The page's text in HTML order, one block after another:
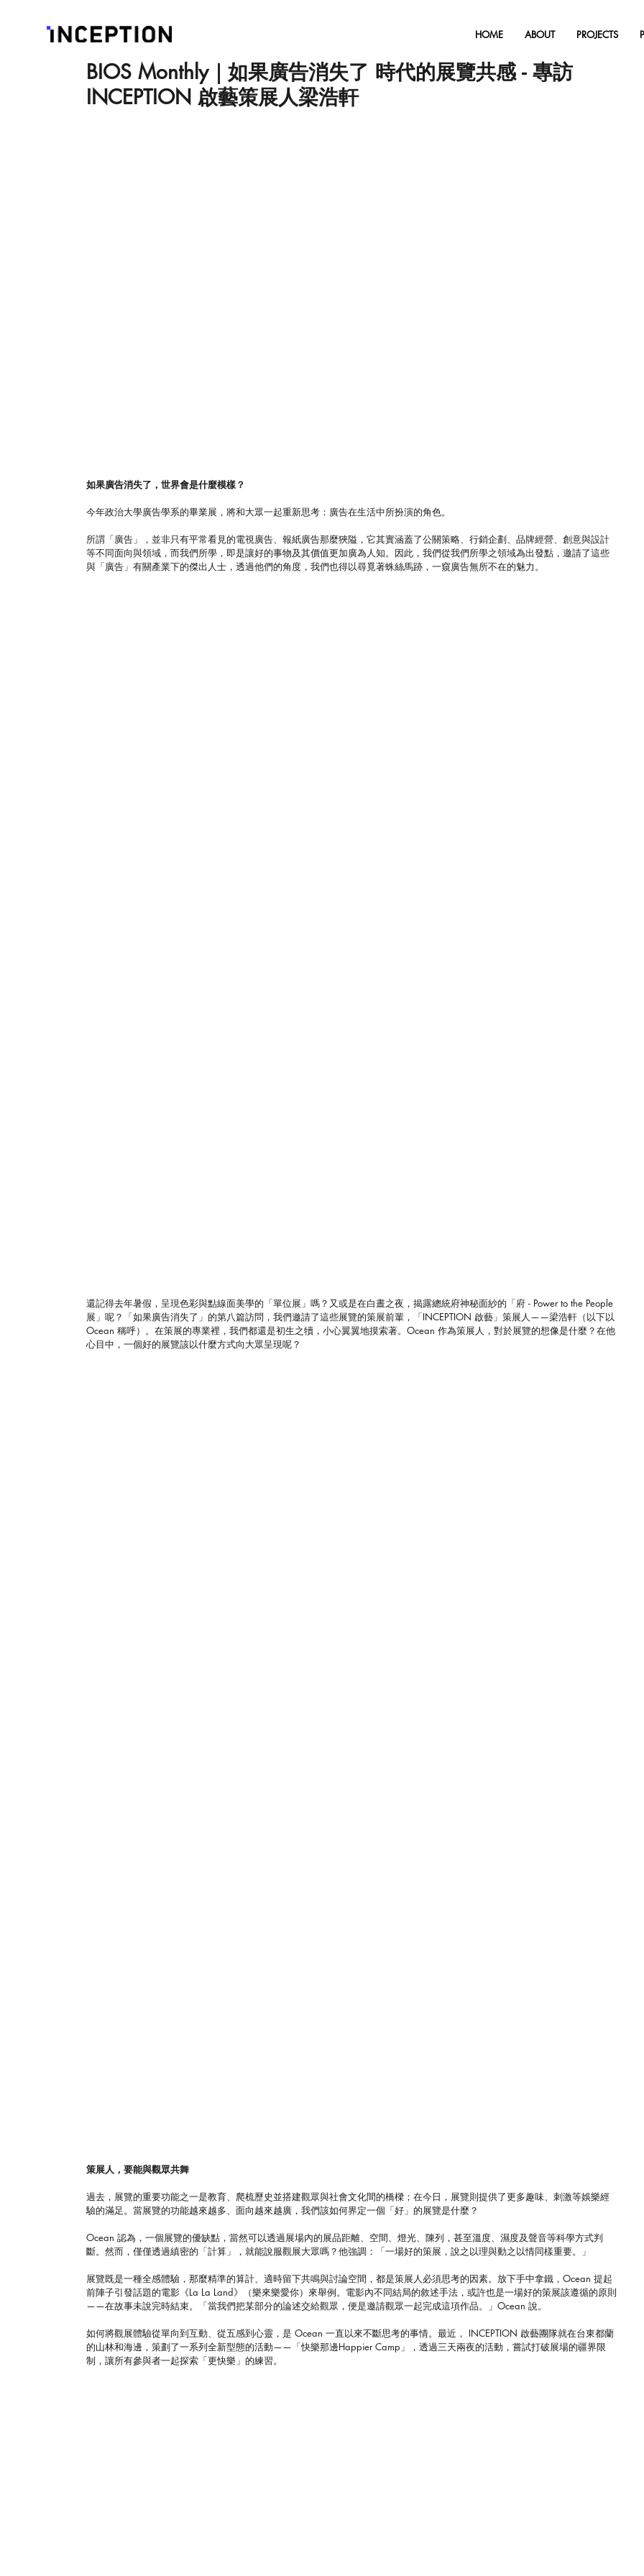
HOME ABOUT PROJECTS
BIOS Monthly｜如果廣告消失了 時代的展覽共感 - 專訪
INCEPTION 啟藝策展人梁浩軒
如果廣告消失了，世界會是什麼模樣？
今年政治大學廣告學系的畢業展，將和大眾一起重新思考：廣告在生活中所扮演的角色。
所謂「廣告」，並非只有平常看見的電視廣告、報紙廣告那麼狹隘，它其實涵蓋了公關策略、行銷企劃、品牌經營、創意與設計
等不同面向與領域，而我們所學，即是讓好的事物及其價值更加廣為人知。因此，我們從我們所學之領域為出發點，邀請了這些
與「廣告」有關產業下的傑出人士，透過他們的角度，我們也得以尋覓著蛛絲馬跡，一窺廣告無所不在的魅力。
還記得去年暑假，呈現色彩與點線面美學的「單位展」嗎？又或是在白晝之夜，揭露總統府神秘面紗的「府 - Power to the People
展」呢？「如果廣告消失了」的第八篇訪問，我們邀請了這些展覽的策展前輩，「INCEPTION 啟藝」策展人——梁浩軒（以下以
Ocean 稱呼）。在策展的專業裡，我們都還是初生之犢，小心翼翼地摸索著。Ocean 作為策展人，對於展覽的想像是什麼？在他
心目中，一個好的展覽該以什麼方式向大眾呈現呢？
策展人，要能與觀眾共舞
過去，展覽的重要功能之一是教育、爬梳歷史並搭建觀眾與社會文化間的橋樑；在今日，展覽則提供了更多趣味、刺激等娛樂經
驗的滿足。當展覽的功能越來越多、面向越來越廣，我們該如何界定一個「好」的展覽是什麼？
Ocean 認為，一個展覽的優缺點，當然可以透過展場內的展品距離、空間、燈光、陳列，甚至溫度、濕度及聲音等科學方式判
斷。然而，僅僅透過縝密的「計算」，就能說服觀展大眾嗎？他強調：「一場好的策展，說之以理與動之以情同樣重要。」
展覽既是一種全感體驗，那麼精準的算計、適時留下共鳴與討論空間，都是策展人必須思考的因素。放下手中拿鐵，Ocean 提起
前陣子引發話題的電影《La La Land》（樂來樂愛你）來舉例。電影內不同結局的敘述手法，或許也是一場好的策展該遵循的原則
——在故事未說完時結束。「當我們把某部分的論述交給觀眾，便是邀請觀眾一起完成這項作品。」Ocean 說。
如何將觀展體驗從單向到互動、從五感到心靈，是 Ocean 一直以來不斷思考的事情。最近， INCEPTION 啟藝團隊就在台東都蘭
的山林和海邊，策劃了一系列全新型態的活動——「快樂那邊Happier Camp」，透過三天兩夜的活動，嘗試打破展場的疆界限
制，讓所有參與者一起探索「更快樂」的練習。